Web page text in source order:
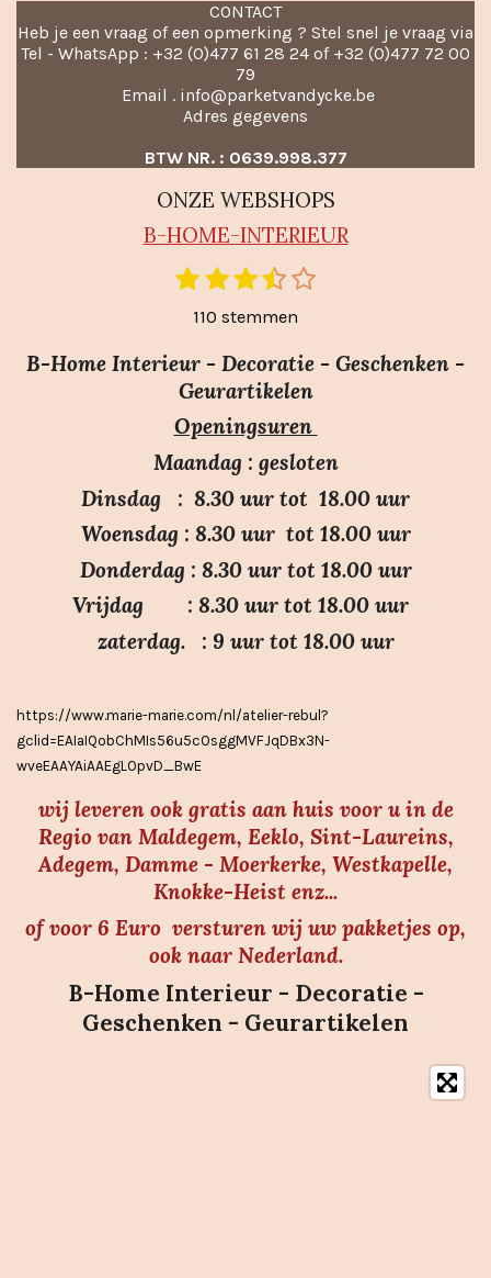
CONTACT
Heb je een vraag of een opmerking ? Stel snel je vraag via
Tel - WhatsApp : +32 (0)477 61 28 24 of +32 (0)477 72 00
79
Email . info@parketvandycke.be
Adres gegevens
BTW NR. : 0639.998.377
ONZE WEBSHOPS
B-HOME-INTERIEUR
e
n
1
e
r
2
s
t
e
r
e
n
3
s
t
e
r
e
n
4
t
e
r
e
n
5
t
e
r
e
n
S
m
110 stemmen
B-Home Interieur - Decoratie - Geschenken -
Geurartikelen
Openingsuren
Maandag : gesloten
Dinsdag : 8.30 uur tot 18.00 uur
Woensdag : 8.30 uur tot 18.00 uur
Donderdag : 8.30 uur tot 18.00 uur
Vrijdag : 8.30 uur tot 18.00 uur
zaterdag. : 9 uur tot 18.00 uur
https://www.marie-marie.com/nl/atelier-rebul?
gclid=EAIaIQobChMIs56u5cOsggMVFJqDBx3N-
wveEAAYAiAAEgLOpvD_BwE
wij leveren ook gratis aan huis voor u in de
Regio van Maldegem, Eeklo, Sint-Laureins,
Adegem, Damme - Moerkerke, Westkapelle,
Knokke-Heist enz...
of voor 6 Euro versturen wij uw pakketjes op,
ook naar Nederland.
B-Home Interieur - Decoratie -
Geschenken - Geurartikelen